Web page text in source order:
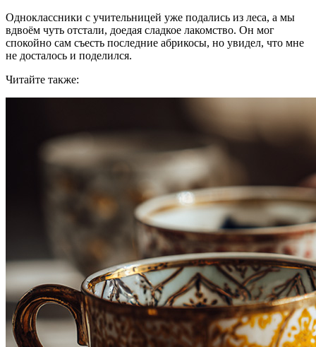
Одноклассники с учительницей уже подались из леса, а мы
вдвоём чуть отстали, доедая сладкое лакомство. Он мог
спокойно сам съесть последние абрикосы, но увидел, что мне
не досталось и поделился.
Читайте также: